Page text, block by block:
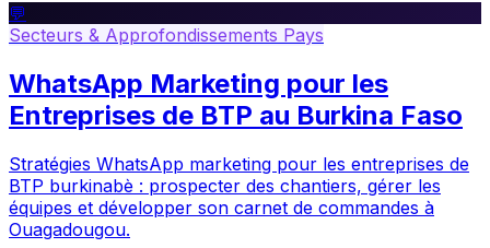
💬
Secteurs & Approfondissements Pays
WhatsApp Marketing pour les
Entreprises de BTP au Burkina Faso
Stratégies WhatsApp marketing pour les entreprises de
BTP burkinabè : prospecter des chantiers, gérer les
équipes et développer son carnet de commandes à
Ouagadougou.